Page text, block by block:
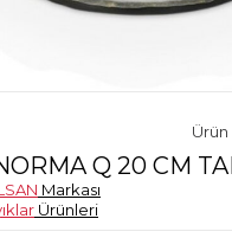
Q 20 CM
Markası
Ürünleri